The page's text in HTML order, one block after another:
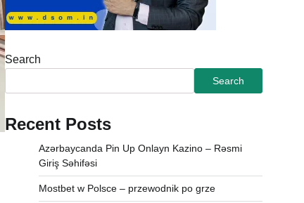
Search
Search
Recent Posts
Azərbaycanda Pin Up Onlayn Kazino – Rəsmi
Giriş Səhifəsi
Mostbet w Polsce – przewodnik po grze